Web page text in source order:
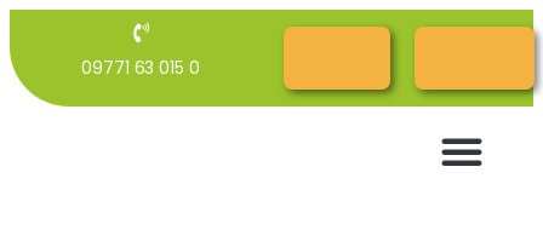
09771 63 015 0